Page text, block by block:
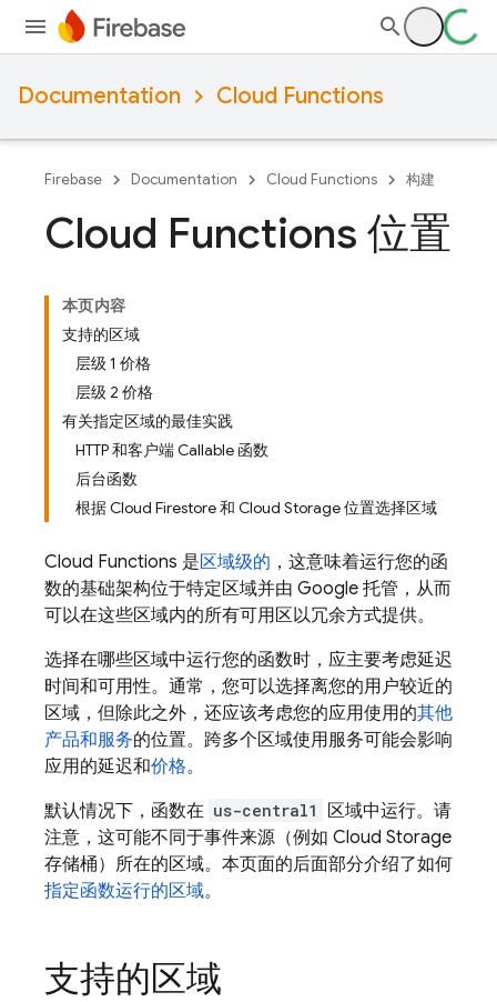
Documentation Cloud Functions
Firebase Documentation Cloud Functions 构建
Cloud Functions 位置
本页内容
支持的区域
层级 1 价格
层级 2 价格
有关指定区域的最佳实践
HTTP 和客户端 Callable 函数
后台函数
根据 Cloud Firestore 和 Cloud Storage 位置选择区域
Cloud Functions 是区域级的 ，这意味着运行您的函
数的基础架构位于特定区域并由 Google 托管，从而
可以在这些区域内的所有可用区以冗余方式提供。
选择在哪些区域中运行您的函数时，应主要考虑延迟
时间和可用性。通常，您可以选择离您的用户较近的
区域，但除此之外，还应该考虑您的应用使用的其他
产品和服务的位置。跨多个区域使用服务可能会影响
应用的延迟和价格。
默认情况下，函数在 us-central1
区域中运行。请
注意，这可能不同于事件来源（例如 Cloud Storage
存储桶）所在的区域。本页面的后面部分介绍了如何
指定函数运行的区域。
支持的区域